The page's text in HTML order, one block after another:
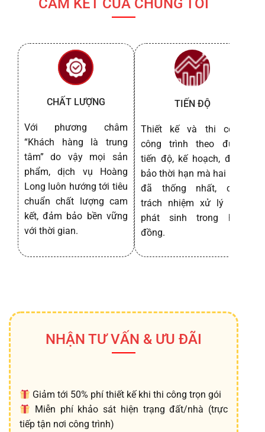
CAM KẾT CỦA CHÚNG TÔI
CHẤT LƯỢNG
Với phương châm
“Khách hàng là trung
tâm” do vậy mọi sản
phẩm, dịch vụ Hoàng
Long luôn hướng tới tiêu
chuẩn chất lượng cam
kết, đảm bảo bền vững
với thời gian.
TIẾN ĐỘ
Thiết kế và thi công
công trình theo đúng
tiến độ, kế hoạch, đảm
bảo thời hạn mà hai bên
đã thống nhất, chịu
trách nhiệm xử lý các
phát sinh trong hợp
đồng.
NHẬN TƯ VẤN & ƯU ĐÃI
Giảm tới 50% phí thiết kế khi thi công trọn gói
Miễn phí khảo sát hiện trạng đất/nhà (trực
tiếp tận nơi công trình)